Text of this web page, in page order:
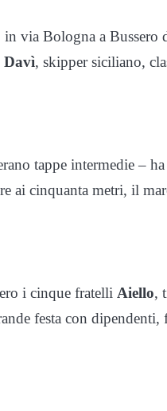
via Bologna a Bussero
Davì, skipper siciliano,
tappe intermedie –
ai cinquanta metri, il
i cinque fratelli Aiello,
festa con